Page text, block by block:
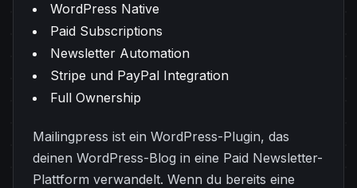
WordPress Native
Paid Subscriptions
Newsletter Automation
Stripe und PayPal Integration
Full Ownership
Mailingpress ist ein WordPress-Plugin, das
deinen WordPress-Blog in eine Paid Newsletter-
Plattform verwandelt. Wenn du bereits eine